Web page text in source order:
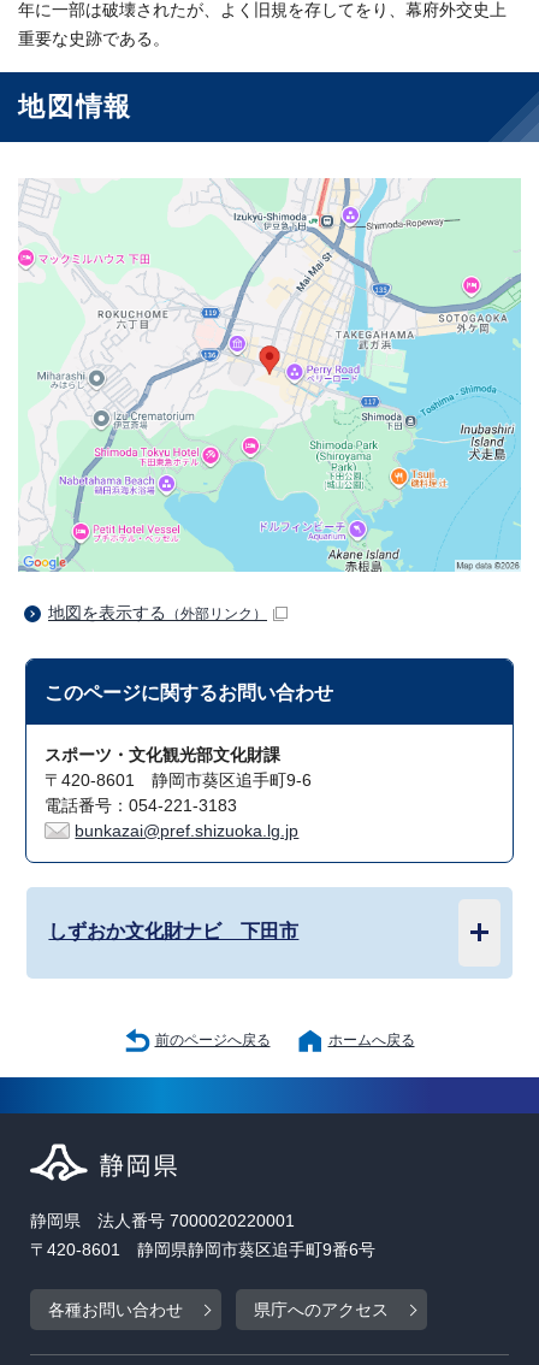
年に一部は破壊されたが、よく旧規を存してをり、幕府外交史上
重要な史跡である。
地図情報
地図を表示する （外部リンク）
このページに関するお問い合わせ
スポーツ・文化観光部文化財課
〒420-8601 静岡市葵区追手町9-6
電話番号：054-221-3183
bunkazai@pref.shizuoka.lg.jp
しずおか文化財ナビ 下田市
前のページへ戻る ホームへ戻る
静岡県 法人番号 7000020220001
〒420-8601 静岡県静岡市葵区追手町9番6号
各種お問い合わせ 県庁へのアクセス